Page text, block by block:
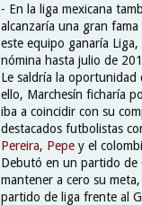
- En la liga mexicana
alcanzaría una gran
este equipo ganaría
nómina hasta julio de
Le saldría la
ello, Marchesín ficharía
iba a coincidir con su
destacados futbolistas
Pereira, Pepe y el
Debutó en un partido de
mantener a cero su
partido de liga frente al